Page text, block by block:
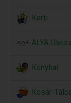
Kerti
ALYA
Konyhai
Kosár-